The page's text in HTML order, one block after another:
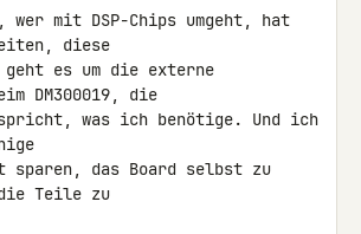
wer mit DSP-Chips umgeht, hat
diese
es um die externe
DM300019, die
was ich benötige. Und ich
sparen, das Board selbst zu
Teile zu